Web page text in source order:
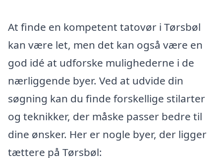
At finde en kompetent tatovør i Tørsbøl
kan være let, men det kan også være en
god idé at udforske mulighederne i de
nærliggende byer. Ved at udvide din
søgning kan du finde forskellige stilarter
og teknikker, der måske passer bedre til
dine ønsker. Her er nogle byer, der ligger
tættere på Tørsbøl: